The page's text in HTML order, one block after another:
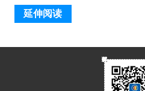
延伸阅读